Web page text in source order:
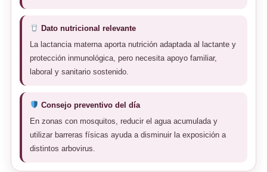
Dato nutricional relevante
La lactancia materna aporta nutrición adaptada al lactante y
protección inmunológica, pero necesita apoyo familiar,
laboral y sanitario sostenido.
Consejo preventivo del día
En zonas con mosquitos, reducir el agua acumulada y
utilizar barreras físicas ayuda a disminuir la exposición a
distintos arbovirus.